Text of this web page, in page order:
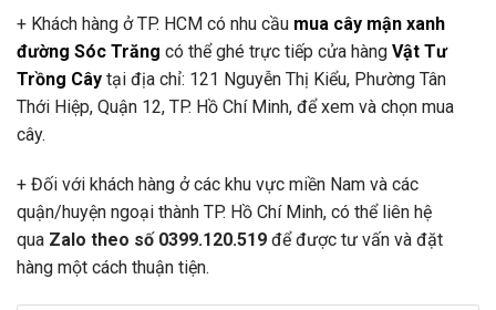
+ Khách hàng ở TP. HCM có nhu cầu mua cây mận xanh
đường Sóc Trăng có thể ghé trực tiếp cửa hàng Vật Tư
Trồng Cây tại địa chỉ: 121 Nguyễn Thị Kiểu, Phường Tân
Thới Hiệp, Quận 12, TP. Hồ Chí Minh, để xem và chọn mua
cây.
+ Đối với khách hàng ở các khu vực miền Nam và các
quận/huyện ngoại thành TP. Hồ Chí Minh, có thể liên hệ
qua Zalo theo số 0399.120.519 để được tư vấn và đặt
hàng một cách thuận tiện.